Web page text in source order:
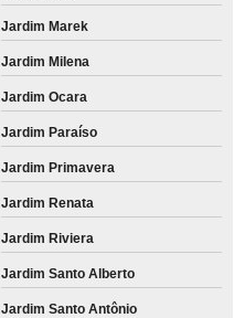
Jardim Marek
Jardim Milena
Jardim Ocara
Jardim Paraíso
Jardim Primavera
Jardim Renata
Jardim Riviera
Jardim Santo Alberto
Jardim Santo Antônio